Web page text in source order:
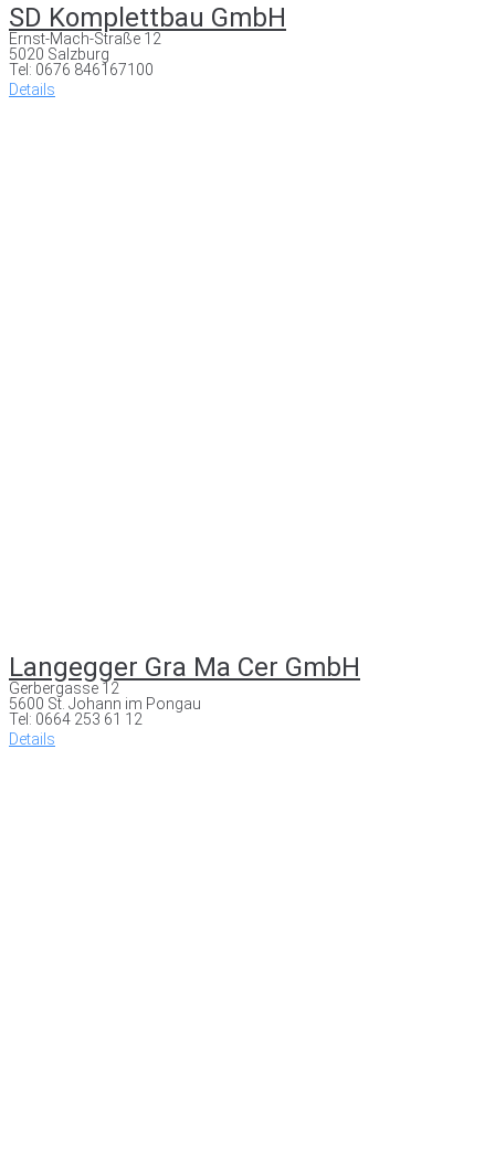
SD Komplettbau GmbH
Ernst-Mach-Straße 12
5020 Salzburg
Tel: 0676 846167100
Details
Langegger Gra Ma Cer GmbH
Gerbergasse 12
5600 St. Johann im Pongau
Tel: 0664 253 61 12
Details